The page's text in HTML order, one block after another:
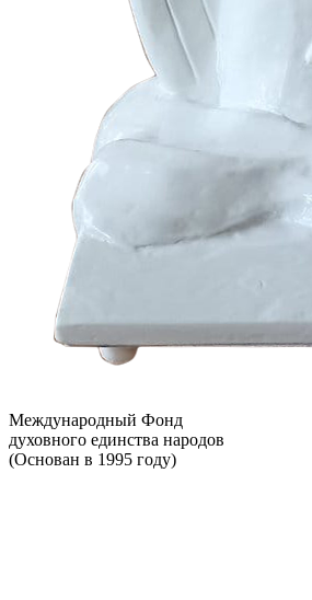
Международный Фонд
духовного единства народов
(Основан в 1995 году)